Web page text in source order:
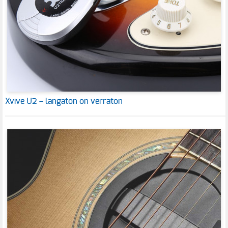
Xvive U2 – langaton on verraton